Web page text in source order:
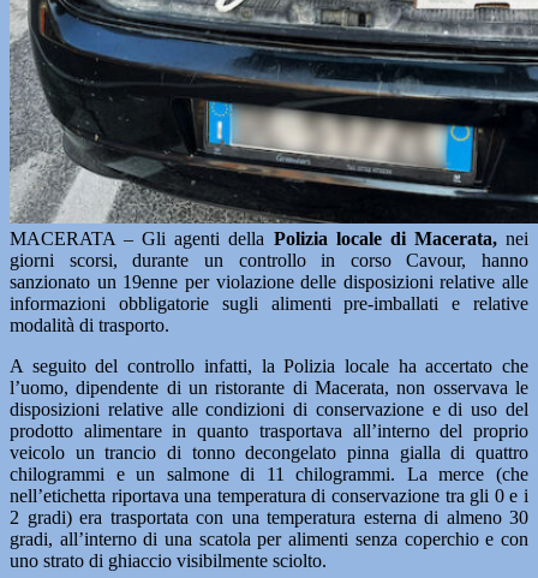
MACERATA – Gli agenti della Polizia locale di Macerata,nei
giorni scorsi, durante un controllo in corso Cavour, hanno
sanzionato un 19enne per violazione delle disposizioni relative alle
informazioni obbligatorie sugli alimenti pre-imballati e relative
modalità di trasporto.
A seguito del controllo infatti, la Polizia locale ha accertato che
l’uomo, dipendente di un ristorante di Macerata, non osservava le
disposizioni relative alle condizioni di conservazione e di uso del
prodotto alimentare in quanto trasportava all’interno del proprio
veicolo un trancio di tonno decongelato pinna gialla di quattro
chilogrammi e un salmone di 11 chilogrammi. La merce (che
nell’etichetta riportava una temperatura di conservazione tra gli 0 e i
2 gradi) era trasportata con una temperatura esterna di almeno 30
gradi, all’interno di una scatola per alimenti senza coperchio e con
uno strato di ghiaccio visibilmente sciolto.